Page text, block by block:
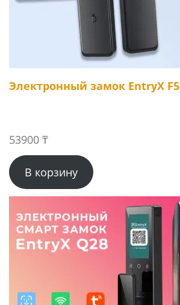
Электронный замок EntryX F5
53900 ₸
В корзину